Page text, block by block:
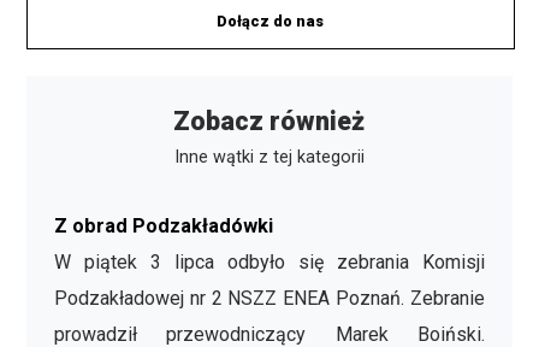
Dołącz do nas
Zobacz również
Inne wątki z tej kategorii
Z obrad Podzakładówki
W piątek 3 lipca odbyło się zebrania Komisji
Podzakładowej nr 2 NSZZ ENEA Poznań. Zebranie
prowadził przewodniczący Marek Boiński.